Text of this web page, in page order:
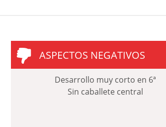
ASPECTOS NEGATIVOS
Desarrollo muy corto en 6ª
Sin caballete central